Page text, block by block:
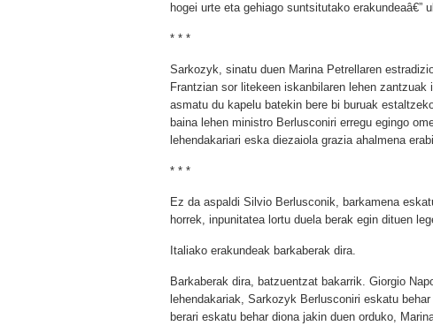
hogei urte eta gehiago suntsitutako erakundeaâ€”
* * *
Sarkozyk, sinatu duen Marina Petrellaren
Frantzian sor litekeen iskanbilaren lehen
asmatu du kapelu batekin bere bi buruak
baina lehen ministro Berlusconiri erregu egingo
lehendakariari eska diezaiola grazia ahalmena
* * *
Ez da aspaldi Silvio Berlusconik, barkamena
horrek, inpunitatea lortu duela berak egin dituen
Italiako erakundeak barkaberak dira.
Barkaberak dira, batzuentzat bakarrik. Giorgio
lehendakariak, Sarkozyk Berlusconiri eskatu
berari eskatu behar diona jakin duen orduko,